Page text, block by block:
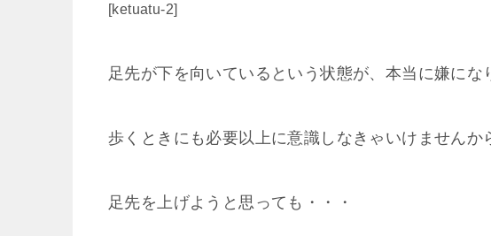
[ketuatu-2]
足先が下を向いているという状態が、本当に嫌にな
歩くときにも必要以上に意識しなきゃいけませんか
足先を上げようと思っても・・・